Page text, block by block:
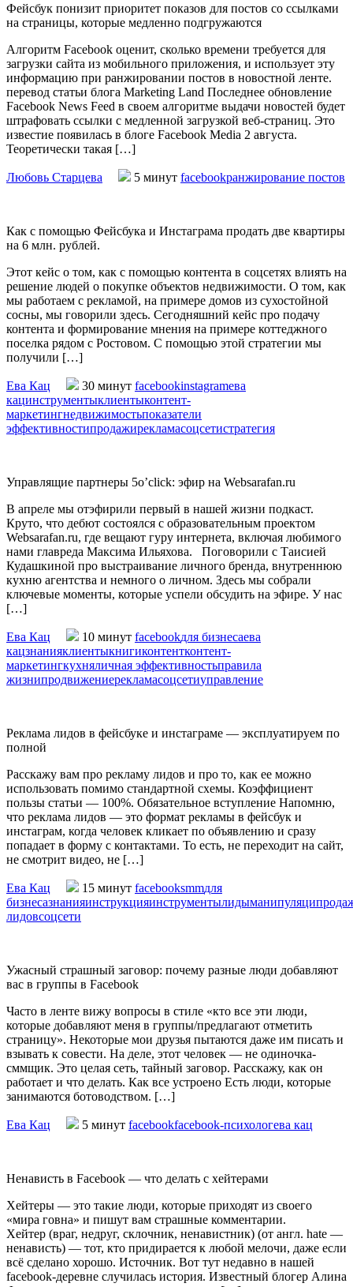
Фейсбук понизит приоритет показов для постов со ссылками
на страницы, которые медленно подгружаются
Алгоритм Facebook оценит, сколько времени требуется для
загрузки сайта из мобильного приложения, и использует эту
информацию при ранжировании постов в новостной ленте.
перевод статьи блога Marketing Land Последнее обновление
Facebook News Feed в своем алгоритме выдачи новостей будет
штрафовать ссылки с медленной загрузкой веб-страниц. Это
известие появилась в блоге Facebook Media 2 августа.
Теоретически такая […]
Любовь Старцева 5 минут facebookранжирование постов
Как с помощью Фейсбука и Инстаграма продать две квартиры
на 6 млн. рублей.
Этот кейс о том, как с помощью контента в соцсетях влиять на
решение людей о покупке объектов недвижимости. О том, как
мы работаем с рекламой, на примере домов из сухостойной
сосны, мы говорили здесь. Сегодняшний кейс про подачу
контента и формирование мнения на примере коттеджного
поселка рядом с Ростовом. С помощью этой стратегии мы
получили […]
Ева Кац 30 минут facebookinstagramева
кацинструментыклиентыконтент-
маркетингнедвижимостьпоказатели
эффективностипродажирекламасоцсетистратегия
Управлящие партнеры 5o’click: эфир на Websarafan.ru
В апреле мы отэфирили первый в нашей жизни подкаст.
Круто, что дебют состоялся с образовательным проектом
Websarafan.ru, где вещают гуру интернета, включая любимого
нами главреда Максима Ильяхова. Поговорили с Таисией
Кудашкиной про выстраивание личного бренда, внутреннюю
кухню агентства и немного о личном. Здесь мы собрали
ключевые моменты, которые успели обсудить на эфире. У нас
[…]
Ева Кац 10 минут facebookдля бизнесаева
кацзнанияклиентыкнигиконтентконтент-
маркетингкухняличная эффективностьправила
жизнипродвижениерекламасоцсетиуправление
Реклама лидов в фейсбуке и инстаграме — эксплуатируем по
полной
Расскажу вам про рекламу лидов и про то, как ее можно
использовать помимо стандартной схемы. Коэффициент
пользы статьи — 100%. Обязательное вступление Напомню,
что реклама лидов — это формат рекламы в фейсбук и
инстаграм, когда человек кликает по объявлению и сразу
попадает в форму с контактами. То есть, не переходит на сайт,
не смотрит видео, не […]
Ева Кац 15 минут facebooksmmдля
бизнесазнанияинструкцияинструментылидыманипуляци
лидовсоцсети
Ужасный страшный заговор: почему разные люди добавляют
вас в группы в Facebook
Часто в ленте вижу вопросы в стиле «кто все эти люди,
которые добавляют меня в группы/предлагают отметить
страницу». Некоторые мои друзья пытаются даже им писать и
взывать к совести. На деле, этот человек — не одиночка-
сммщик. Это целая сеть, тайный заговор. Расскажу, как он
работает и что делать. Как все устроено Есть люди, которые
занимаются ботоводством. […]
Ева Кац 5 минут facebookfacebook-психологева кац
Ненависть в Facebook — что делать с хейтерами
Хейтеры — это такие люди, которые приходят из своего
«мира говна» и пишут вам страшные комментарии.
Хейтер (враг, недруг, склочник, ненавистник) (от англ. hate —
ненависть) — тот, кто придирается к любой мелочи, даже если
всё сделано хорошо. Источник. Вот тут недавно в нашей
facebook-деревне случилась история. Известный блогер Алина